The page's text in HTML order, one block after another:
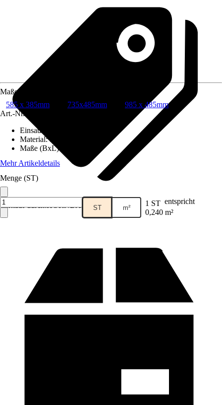
Verkauf durch:HORNBACH
Maße
585 x 385mm
735x485mm
985 x 485mm
Art.-Nr.
Einsatzbereich
Material:Stahl
Maße (BxL)
Mehr Artikeldetails
Menge (ST)
ST m² 1 ST entspricht
0,240 m²